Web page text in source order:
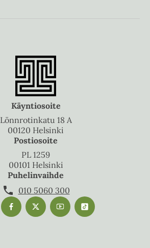
Käyntiosoite
Lönnrotinkatu 18 A
00120 Helsinki
Postiosoite
PL 1259
00101 Helsinki
Puhelinvaihde
010 5060 300